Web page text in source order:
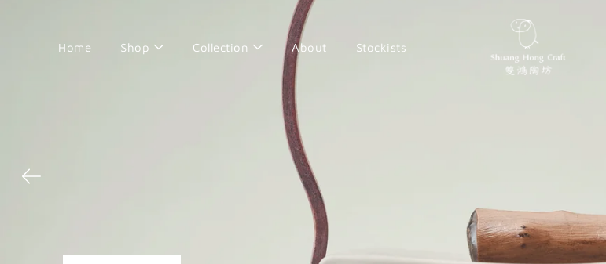
Home Shop Collection About Stockists
潛心淬鍊的台灣工藝品牌